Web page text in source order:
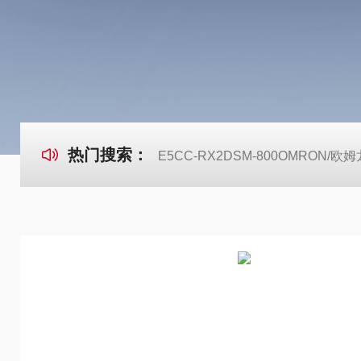
热门搜索： E5CC-RX2DSM-800OMRON/欧